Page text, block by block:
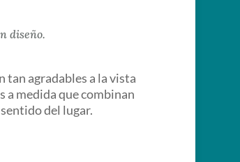
diseño.
tan agradables a la vista
a medida que combinan
del lugar.